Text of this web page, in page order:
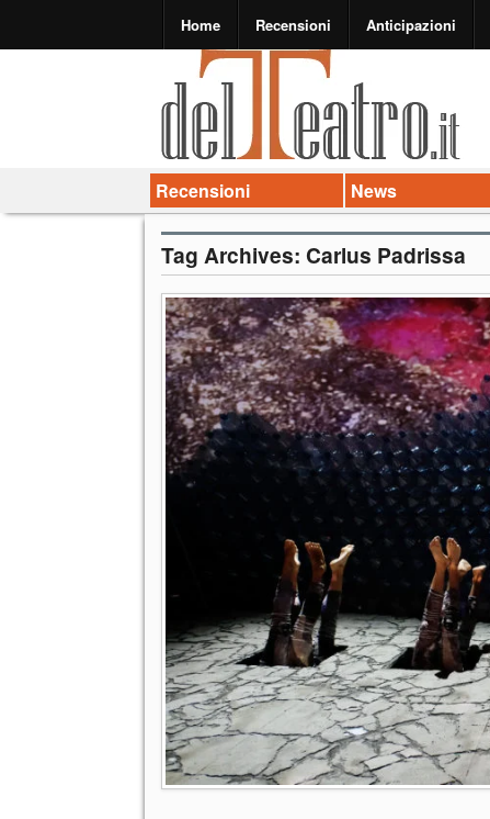
Home Recensioni Anticipazioni
Recensioni News
Tag Archives: Carlus Padrissa